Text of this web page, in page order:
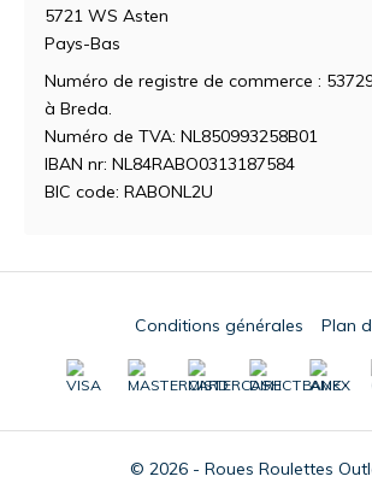
5721 WS Asten
Pays-Bas
Numéro de registre de commerce :
à Breda.
Numéro de TVA: NL850993258B01
IBAN nr: NL84RABO0313187584
BIC code: RABONL2U
© 2026 - Roues Roulettes
Conditions générales Plan